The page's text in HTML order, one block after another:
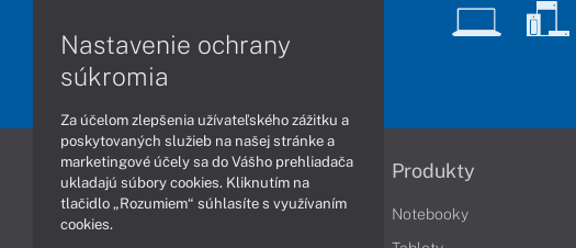
Informácie
Obchodné podmienky
Produkty
Notebooky
Nastavenie ochrany
súkromia
Za účelom zlepšenia užívateľského zážitku a
poskytovaných služieb na našej stránke a
marketingové účely sa do Vášho prehliadača
ukladajú súbory cookies. Kliknutím na
tlačidlo „Rozumiem“ súhlasíte s využívaním
cookies.